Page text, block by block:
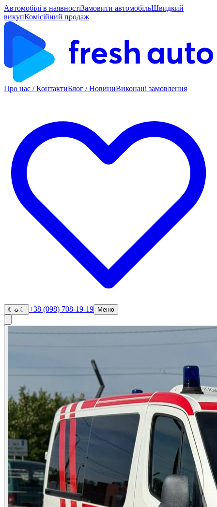
Автомобілі в наявностіЗамовити автомобільШвидкий
викупКомісійний продаж
Про нас / КонтактиБлог / НовиниВиконані замовлення
☾ ☼ ☾ +38 (098) 708-19-19 Меню